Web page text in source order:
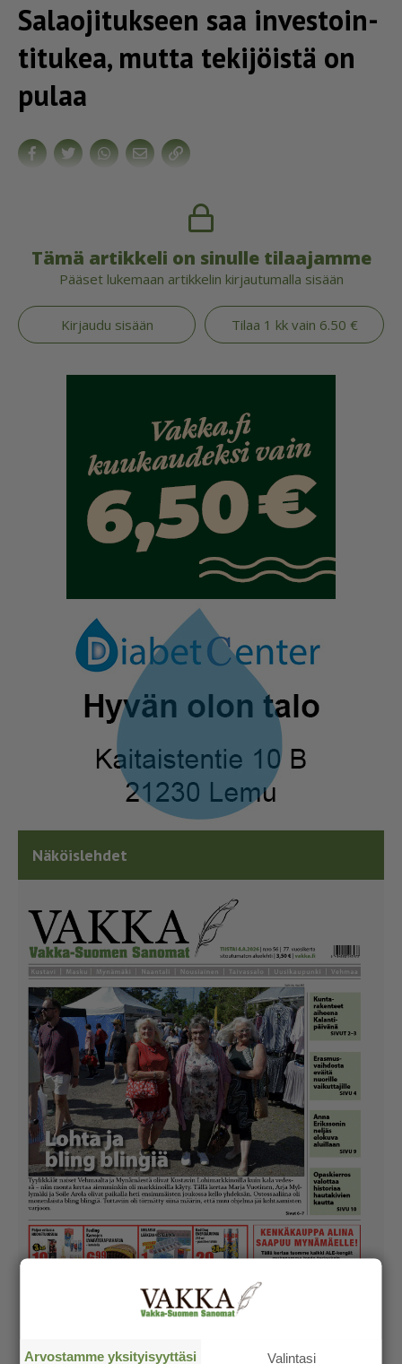
Salaojitukseen saa inves­toin­
ti­tukea, mutta tekijöistä on
pulaa
Tämä artikkeli on sinulle tilaajamme
Pääset lukemaan artikkelin kirjautumalla sisään
Kirjaudu sisään Tilaa 1 kk vain 6.50 €
Näköislehdet
Arvostamme yksityisyyttäsi Valintasi